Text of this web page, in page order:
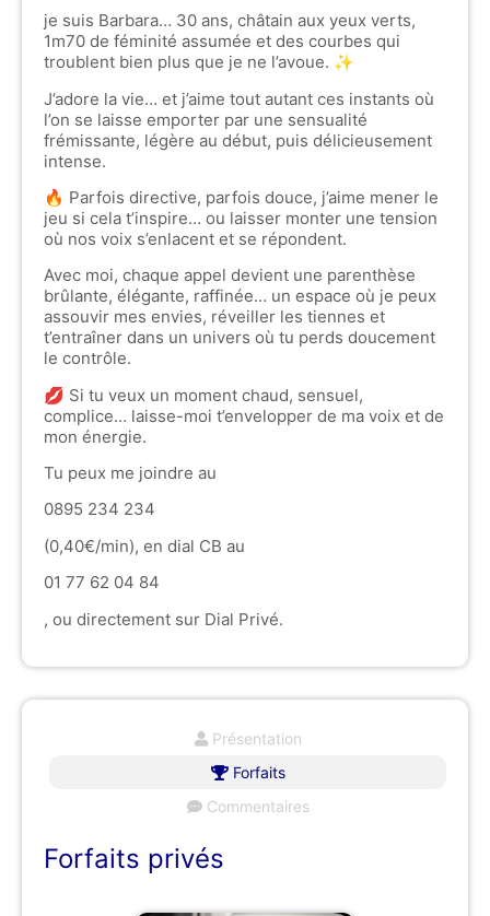
je suis Barbara… 30 ans, châtain aux yeux verts,
1m70 de féminité assumée et des courbes qui
troublent bien plus que je ne l’avoue. ✨
J’adore la vie… et j’aime tout autant ces instants où
l’on se laisse emporter par une sensualité
frémissante, légère au début, puis délicieusement
intense.
🔥 Parfois directive, parfois douce, j’aime mener le
jeu si cela t’inspire… ou laisser monter une tension
où nos voix s’enlacent et se répondent.
Avec moi, chaque appel devient une parenthèse
brûlante, élégante, raffinée… un espace où je peux
assouvir mes envies, réveiller les tiennes et
t’entraîner dans un univers où tu perds doucement
le contrôle.
💋 Si tu veux un moment chaud, sensuel,
complice… laisse-moi t’envelopper de ma voix et de
mon énergie.
Tu peux me joindre au
0895 234 234
(0,40€/min), en dial CB au
01 77 62 04 84
, ou directement sur Dial Privé.
Présentation
Forfaits
Commentaires
Forfaits privés